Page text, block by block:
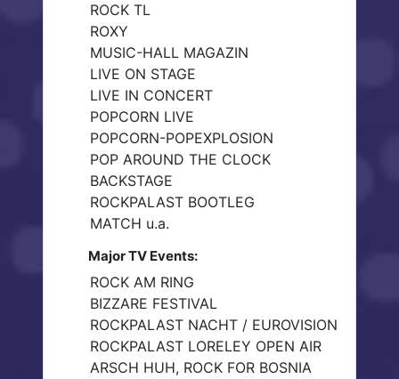
ROCK TL
ROXY
MUSIC-HALL MAGAZIN
LIVE ON STAGE
LIVE IN CONCERT
POPCORN LIVE
POPCORN-POPEXPLOSION
POP AROUND THE CLOCK
BACKSTAGE
ROCKPALAST BOOTLEG
MATCH u.a.
Major TV Events:
ROCK AM RING
BIZZARE FESTIVAL
ROCKPALAST NACHT / EUROVISION
ROCKPALAST LORELEY OPEN AIR
ARSCH HUH, ROCK FOR BOSNIA